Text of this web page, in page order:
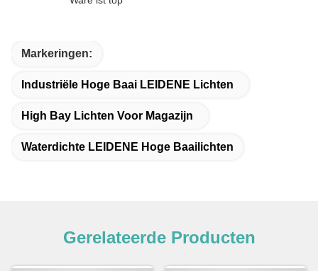
Markeringen:
Industriële Hoge Baai LEIDENE Lichten
High Bay Lichten Voor Magazijn
Waterdichte LEIDENE Hoge Baailichten
Gerelateerde Producten